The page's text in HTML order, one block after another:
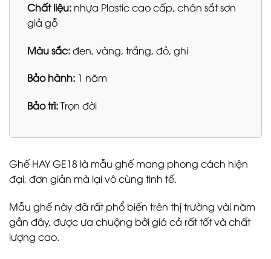
Chất liệu: nhựa Plastic cao cấp, chân sắt sơn
giả gỗ
Màu sắc:đen, vàng, trắng, đỏ, ghi
Bảo hành: 1 năm
Bảo trì:Trọn đời
Ghế HAY GE18 là mẫu ghế mang phong cách hiện
đại, đơn giản mà lại vô cùng tinh tế.
Mẫu ghế này đã rất phổ biến trên thị trường vài năm
gần đây, được ưa chuộng bởi giá cả rất tốt và chất
lượng cao.